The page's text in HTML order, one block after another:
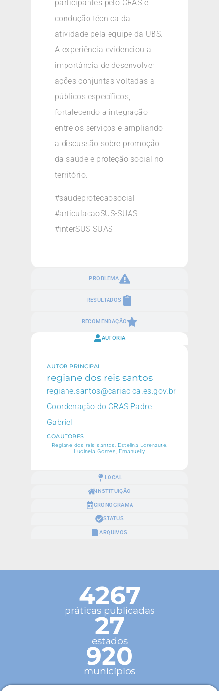
PROBLEMA
RESULTADOS
RECOMENDAÇÃO
participantes pelo CRAS e
condução técnica da
atividade pela equipe da UBS.
A experiência evidenciou a
importância de desenvolver
ações conjuntas voltadas a
públicos específicos,
fortalecendo a integração
entre os serviços e ampliando
a discussão sobre promoção
da saúde e proteção social no
território.
#saudeprotecaosocial
#articulacaoSUS-SUAS
#interSUS-SUAS
AUTORIA
LOCAL
INSTITUIÇÃO
CRONOGRAMA
STATUS
ARQUIVOS
AUTOR PRINCIPAL
regiane dos reis santos
regiane.santos@cariacica.es.gov.br
Coordenação do CRAS Padre
Gabriel
COAUTORES
Regiane dos reis santos, Estelina Lorenzute,
Lucineia Gomes, Emanuelly
4267
práticas publicadas
27
estados
920
municípios